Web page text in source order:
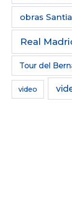
obras
Real
Tour del
video